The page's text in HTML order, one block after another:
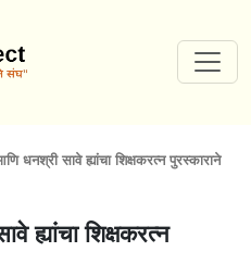
धनश्री सावे ह्यांचा शिक्षकरत्न पुरस्काराने
ह्यांचा शिक्षकरत्न